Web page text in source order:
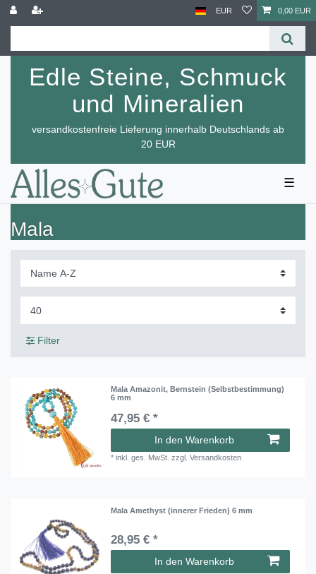
EUR 0,00 EUR
Edle Steine, Schmuck
und Mineralien
versandkostenfreie Lieferung innerhalb Deutschlands ab
20 EUR
☰
Mala
Filter
Mala Amazonit, Bernstein (Selbstbestimmung)
6 mm
47,95 € *
In den Warenkorb
*inkl. ges. MwSt. zzgl.Versandkosten
Mala Amethyst (innerer Frieden) 6 mm
28,95 € *
In den Warenkorb